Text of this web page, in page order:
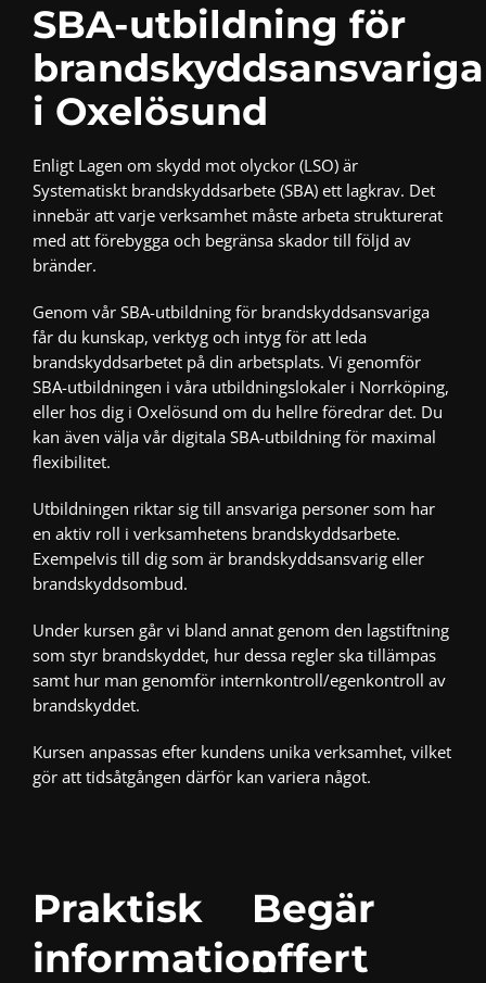
SBA-utbildning för
brandskyddsansvariga
i Oxelösund
Enligt Lagen om skydd mot olyckor (LSO) är
Systematiskt brandskyddsarbete (SBA) ett lagkrav. Det
innebär att varje verksamhet måste arbeta strukturerat
med att förebygga och begränsa skador till följd av
bränder.
Genom vår SBA-utbildning för brandskyddsansvariga
får du kunskap, verktyg och intyg för att leda
brandskyddsarbetet på din arbetsplats. Vi genomför
SBA-utbildningen i våra utbildningslokaler i Norrköping,
eller hos dig i Oxelösund om du hellre föredrar det. Du
kan även välja vår digitala SBA-utbildning för maximal
flexibilitet.
Utbildningen riktar sig till ansvariga personer som har
en aktiv roll i verksamhetens brandskyddsarbete.
Exempelvis till dig som är brandskyddsansvarig eller
brandskyddsombud.
Under kursen går vi bland annat genom den lagstiftning
som styr brandskyddet, hur dessa regler ska tillämpas
samt hur man genomför internkontroll/egenkontroll av
brandskyddet.
Kursen anpassas efter kundens unika verksamhet, vilket
gör att tidsåtgången därför kan variera något.
Praktisk
information
Begär
offert